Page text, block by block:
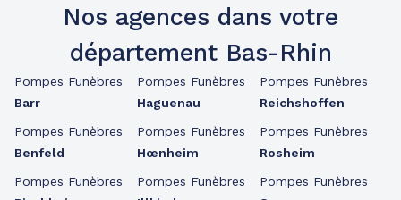
Nos agences dans votre
département Bas-Rhin
Pompes Funèbres
Barr
Pompes Funèbres
Benfeld
Pompes Funèbres
Pompes Funèbres
Haguenau
Pompes Funèbres
Hœnheim
Pompes Funèbres
Pompes Funèbres
Reichshoffen
Pompes Funèbres
Rosheim
Pompes Funèbres